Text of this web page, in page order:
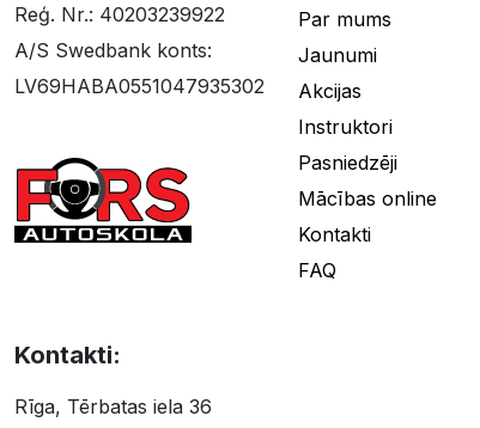
Reģ. Nr.: 40203239922
A/S Swedbank konts:
LV69HABA0551047935302
Par mums
Jaunumi
Akcijas
Instruktori
Pasniedzēji
Mācības online
Kontakti
FAQ
Kontakti:
Rīga, Tērbatas iela 36